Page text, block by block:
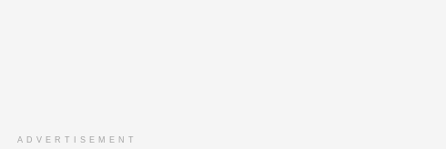
ADVERTISEMENT